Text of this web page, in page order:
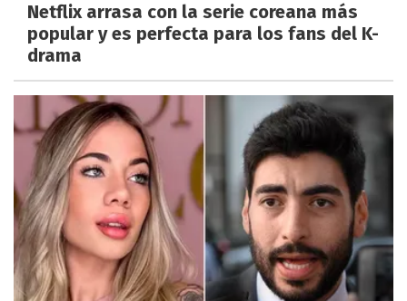
Netflix arrasa con la serie coreana más
popular y es perfecta para los fans del K-
drama